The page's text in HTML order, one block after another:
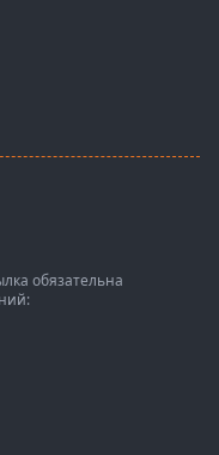
обязательна